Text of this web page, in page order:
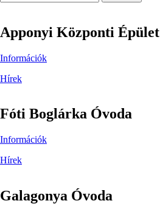
Apponyi Központi Épület
Információk
Hírek
Fóti Boglárka Óvoda
Információk
Hírek
Galagonya Óvoda